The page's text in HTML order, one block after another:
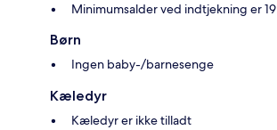
Minimumsalder ved indtjekning er 19
Børn
Ingen baby-/barnesenge
Kæledyr
Kæledyr er ikke tilladt